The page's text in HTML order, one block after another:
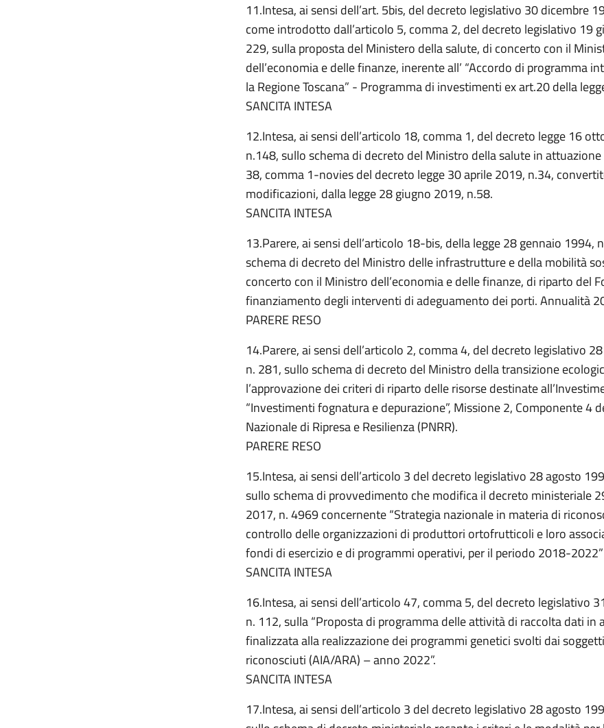
11.Intesa, ai sensi dell’art. 5bis, del decreto legislativo 30 dicembre
come introdotto dall’articolo 5, comma 2, del decreto legislativo 19
229, sulla proposta del Ministero della salute, di concerto con il
dell’economia e delle finanze, inerente all’ “Accordo di programma
la Regione Toscana” - Programma di investimenti ex art.20 della
SANCITA INTESA
12.Intesa, ai sensi dell’articolo 18, comma 1, del decreto legge 16
n.148, sullo schema di decreto del Ministro della salute in attuazione
38, comma 1-novies del decreto legge 30 aprile 2019, n.34,
modificazioni, dalla legge 28 giugno 2019, n.58.
SANCITA INTESA
13.Parere, ai sensi dell’articolo 18-bis, della legge 28 gennaio 1994,
schema di decreto del Ministro delle infrastrutture e della mobilità
concerto con il Ministro dell’economia e delle finanze, di riparto del
finanziamento degli interventi di adeguamento dei porti. Annualità
PARERE RESO
14.Parere, ai sensi dell’articolo 2, comma 4, del decreto legislativo
n. 281, sullo schema di decreto del Ministro della transizione
l’approvazione dei criteri di riparto delle risorse destinate
“Investimenti fognatura e depurazione”, Missione 2, Componente 4
Nazionale di Ripresa e Resilienza (PNRR).
PARERE RESO
15.Intesa, ai sensi dell’articolo 3 del decreto legislativo 28 agosto
sullo schema di provvedimento che modifica il decreto ministeriale
2017, n. 4969 concernente “Strategia nazionale in materia di
controllo delle organizzazioni di produttori ortofrutticoli e loro
fondi di esercizio e di programmi operativi, per il periodo 2018-2022”
SANCITA INTESA
16.Intesa, ai sensi dell’articolo 47, comma 5, del decreto legislativo
n. 112, sulla “Proposta di programma delle attività di raccolta dati in
finalizzata alla realizzazione dei programmi genetici svolti dai
riconosciuti (AIA/ARA) – anno 2022”.
SANCITA INTESA
17.Intesa, ai sensi dell’articolo 3 del decreto legislativo 28 agosto